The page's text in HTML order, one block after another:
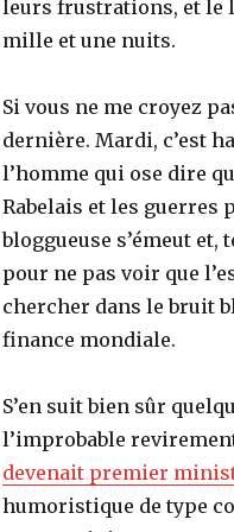
leurs frustrations, et le
mille et une nuits.
Si vous ne me croyez
dernière. Mardi, c’est
l’homme qui ose dire
Rabelais et les guerres
bloggueuse s’émeut
pour ne pas voir que
chercher dans le bruit
finance mondiale.
S’en suit bien sûr
l’improbable
devenait premier
humoristique de type